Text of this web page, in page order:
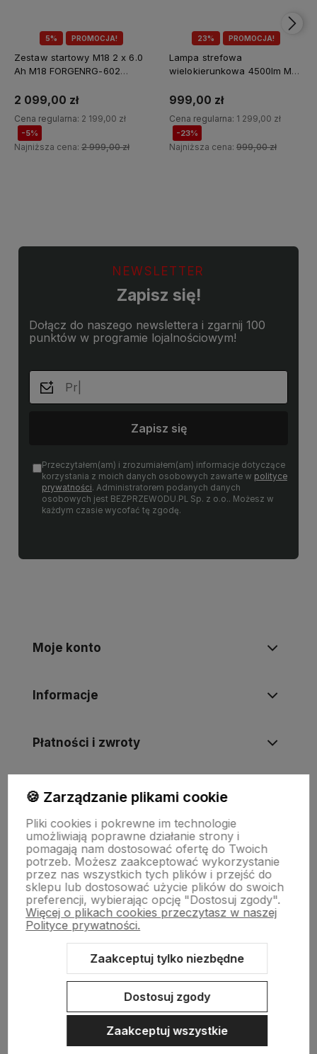
5% PROMOCJA!
Zestaw startowy M18 2 x 6.0
Ah M18 FORGENRG-602
2 099,00 zł
Cena regularna: 2 199,00 zł
-5%
Najniższa cena: 2 999,00 zł
23% PROMOCJA!
Lampa strefowa
wielokierunkowa 4500lm M18
999,00 zł
Cena regularna: 1 299,00 zł
-23%
Najniższa cena: 999,00 zł
NEWSLETTER
Zapisz się!
Dołącz do naszego newslettera i zgarnij 100
punktów w programie lojalnościowym!
Zapisz się
Przeczytałem(am) i zrozumiałem(am) informacje dotyczące
korzystania z moich danych osobowych zawarte w polityce
prywatności. Administratorem podanych danych
osobowych jest BEZPRZEWODU.PL Sp. z o.o.. Możesz w
każdym czasie wycofać tę zgodę.
Moje konto
Informacje
Płatności i zwroty
Wsparcie
O nas
Sklep internetowy Shoper Premium
Szablon Shoper Modern 3.0™
🍪 Zarządzanie plikami cookie
Pliki cookies i pokrewne im technologie
umożliwiają poprawne działanie strony i
pomagają nam dostosować ofertę do Twoich
potrzeb. Możesz zaakceptować wykorzystanie
przez nas wszystkich tych plików i przejść do
sklepu lub dostosować użycie plików do swoich
preferencji, wybierając opcję "Dostosuj zgody".
Więcej o plikach cookies przeczytasz w naszej
Polityce prywatności.
Zaakceptuj tylko niezbędne
Dostosuj zgody
Zaakceptuj wszystkie